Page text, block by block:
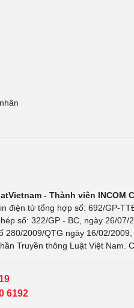
- Thành viên INCOM
điện tử tổng hợp số: 692/GP-
số: 322/GP - BC, ngày 26/
280/2009/QTG ngày 16/02/
Truyền thông Luật Việt Nam.
6192